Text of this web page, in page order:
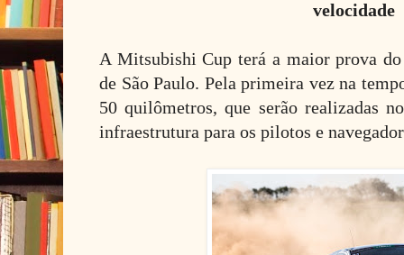
velocidade
A Mitsubishi Cup terá a maior prova
de São Paulo. Pela primeira vez na
50 quilômetros, que serão realizadas
infraestrutura para os pilotos e